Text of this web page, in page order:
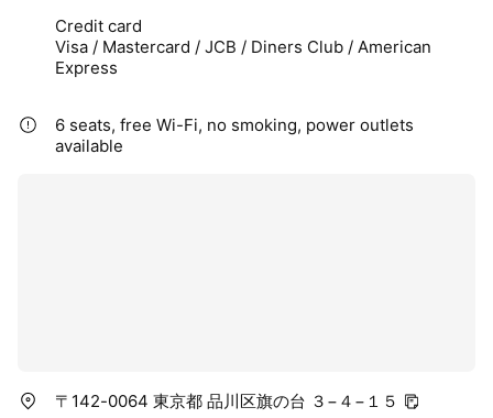
Credit card
Visa / Mastercard / JCB / Diners Club / American
Express
6 seats, free Wi-Fi, no smoking, power outlets
available
〒142-0064 東京都 品川区旗の台 ３−４−１５